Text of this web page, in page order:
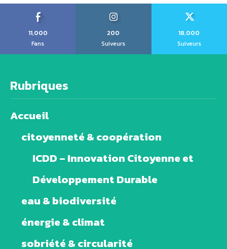
11,000
Fans
200
Suiveurs
18,000
Suiveurs
Rubriques
Accueil
citoyenneté & coopération
ICDD – Innovation Citoyenne et
Développement Durable
eau & biodiversité
énergie & climat
sobriété & circularité